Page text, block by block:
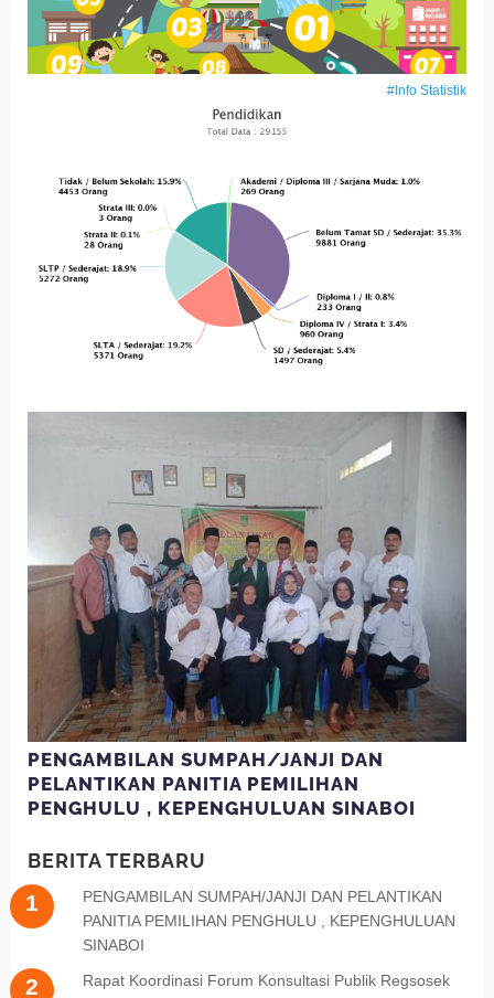
#Info Statistik
PENGAMBILAN SUMPAH/JANJI DAN
PELANTIKAN PANITIA PEMILIHAN
PENGHULU , KEPENGHULUAN SINABOI
BERITA TERBARU
PENGAMBILAN SUMPAH/JANJI DAN PELANTIKAN
PANITIA PEMILIHAN PENGHULU , KEPENGHULUAN
SINABOI
Rapat Koordinasi Forum Konsultasi Publik Regsosek